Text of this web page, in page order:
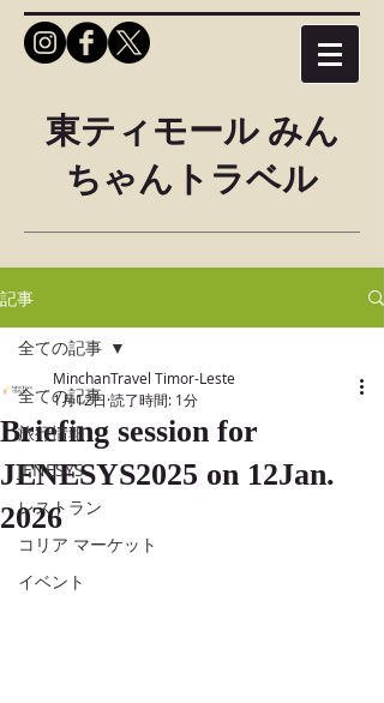
東ティモール みん
ちゃんトラベル
記事
全ての記事
旅行情報
JENESYS
レストラン
コリア マーケット
イベント
全ての記事
Briefing session for
JENESYS2025 on 12Jan.
2026
MinchanTravel Timor-Leste
1月12日 読了時間: 1分